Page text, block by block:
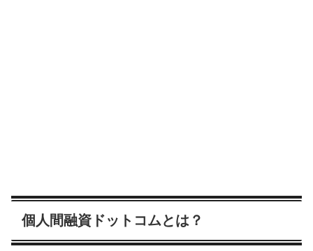
個人間融資ドットコムとは？